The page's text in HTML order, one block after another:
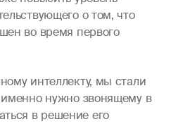
о том, что
во время первого
интеллекту, мы стали
нужно звонящему в
в решение его